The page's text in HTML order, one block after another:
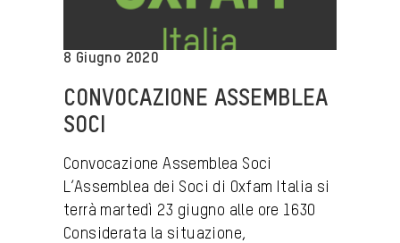
8 Giugno 2020
CONVOCAZIONE ASSEMBLEA
SOCI
Convocazione Assemblea Soci
L’Assemblea dei Soci di Oxfam Italia si
terrà martedì 23 giugno alle ore 1630
Considerata la situazione,